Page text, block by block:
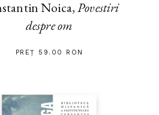
Noica,Povestiri
despre om
PREȚ 59.00 RON